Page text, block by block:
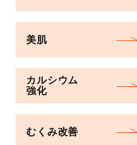
美肌
カルシウム
強化
むくみ改善